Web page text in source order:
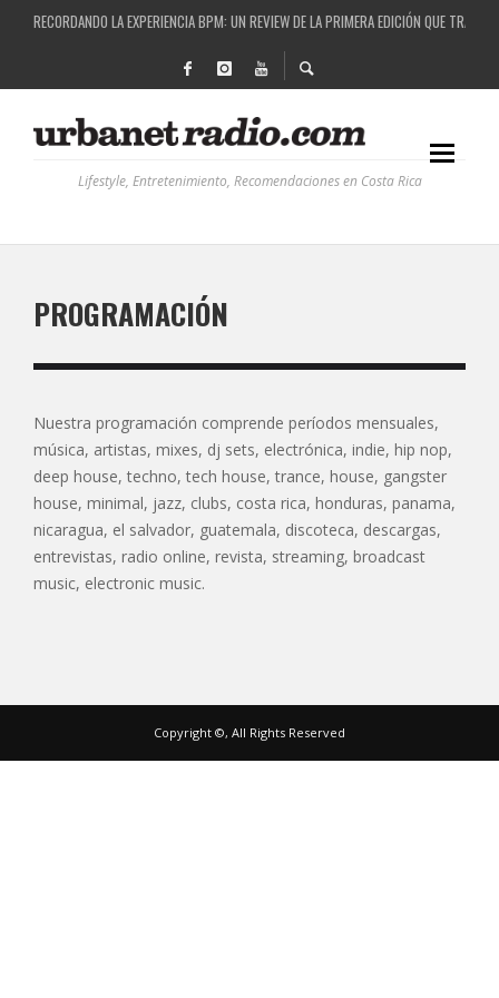
RECORDANDO LA EXPERIENCIA BPM: UN REVIEW DE LA PRIMERA EDICIÓN QUE TRAJO
COSTA RICA Y EL BPM FESTIVAL: UNA COMBINACIÓN EXITOSA
RUTAS NATURBANAS: EL PROYECTO QUE ESTÁ TRANSFORMANDO LA CALIDAD DE
Lifestyle, Entretenimiento, Recomendaciones en Costa Rica
PROGRAMACIÓN
Nuestra programación comprende períodos mensuales,
música, artistas, mixes, dj sets, electrónica, indie, hip nop,
deep house, techno, tech house, trance, house, gangster
house, minimal, jazz, clubs, costa rica, honduras, panama,
nicaragua, el salvador, guatemala, discoteca, descargas,
entrevistas, radio online, revista, streaming, broadcast
music, electronic music.
Copyright ©, All Rights Reserved